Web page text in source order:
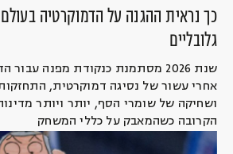
גלובליים
שנת 2026 מסתמנת כנקודת מפנה
אחרי עשור של נסיגה דמוקרטית,
ושחיקה של שומרי הסף, יותר ויותר
הקרובה כשהמאבק על כללי המשחק